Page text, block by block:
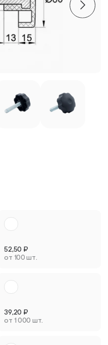
52,50 ₽
от 100 шт.
39,20 ₽
от 1 000 шт.
школьных парт